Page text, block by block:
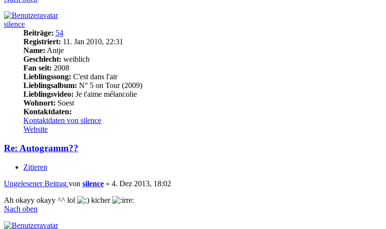
silence
Beiträge: 54
Registriert: 11. Jan 2010, 22:31
Name: Antje
Geschlecht: weiblich
Fan seit: 2008
Lieblingssong: C'est dans l'air
Lieblingsalbum: N° 5 on Tour (2009)
Lieblingsvideo: Je t'aime mélancolie
Wohnort: Soest
Kontaktdaten:
Kontaktdaten von silence
Website
Re: Autogramm??
Zitieren
Ungelesener Beitrag von silence » 4. Dez 2013, 18:02
Ah okayy okayy ^^ lol
kicher
Nach oben